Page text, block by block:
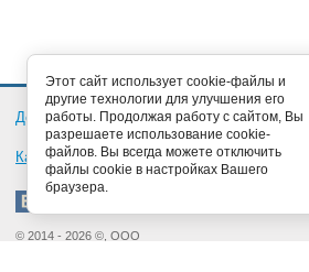
Документация Обратная связь Новости
Карта сайта
© 2014 - 2026 ©, ООО
Этот сайт использует cookie-файлы и
другие технологии для улучшения его
работы. Продолжая работу с сайтом, Вы
разрешаете использование cookie-
файлов. Вы всегда можете отключить
файлы cookie в настройках Вашего
браузера.